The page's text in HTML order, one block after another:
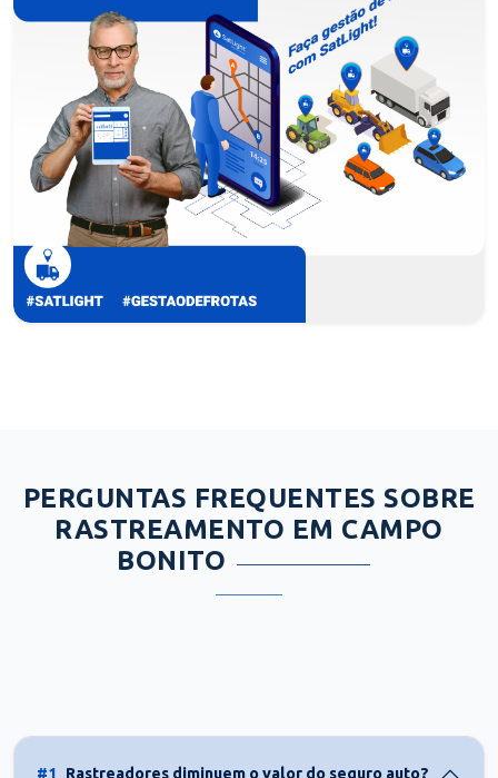
PERGUNTAS FREQUENTES SOBRE
RASTREAMENTO EM CAMPO
BONITO
#1 Rastreadores diminuem o valor do seguro auto?